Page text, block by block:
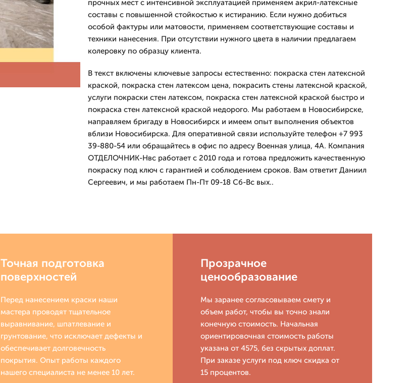
прочных мест с интенсивной эксплуатацией применяем акрил-латексные
составы с повышенной стойкостью к истиранию. Если нужно добиться
особой фактуры или матовости, применяем соответствующие составы и
техники нанесения. При отсутствии нужного цвета в наличии предлагаем
колеровку по образцу клиента.
В текст включены ключевые запросы естественно: покраска стен латексной
краской, покраска стен латексом цена, покрасить стены латексной краской,
услуги покраски стен латексом, покраска стен латексной краской быстро и
покраска стен латексной краской недорого. Мы работаем в Новосибирске,
направляем бригаду в Новосибирск и имеем опыт выполнения объектов
вблизи Новосибирска. Для оперативной связи используйте телефон +7 993
39-880-54 или обращайтесь в офис по адресу Военная улица, 4А. Компания
ОТДЕЛОЧНИК-Нвс работает с 2010 года и готова предложить качественную
покраску под ключ с гарантией и соблюдением сроков. Вам ответит Даниил
Сергеевич, и мы работаем Пн-Пт 09-18 Сб-Вс вых..
Точная подготовка
поверхностей
Перед нанесением краски наши
мастера проводят тщательное
выравнивание, шпатлевание и
грунтование, что исключает дефекты и
обеспечивает долговечность
покрытия. Опыт работы каждого
нашего специалиста не менее 10 лет.
Прозрачное
ценообразование
Мы заранее согласовываем смету и
объем работ, чтобы вы точно знали
конечную стоимость. Начальная
ориентировочная стоимость работы
указана от 4575, без скрытых доплат.
При заказе услуги под ключ скидка от
15 процентов.